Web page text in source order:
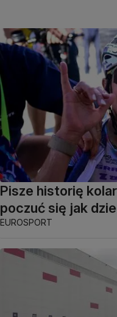
Pisze historię
poczuć się jak
EUROSPORT